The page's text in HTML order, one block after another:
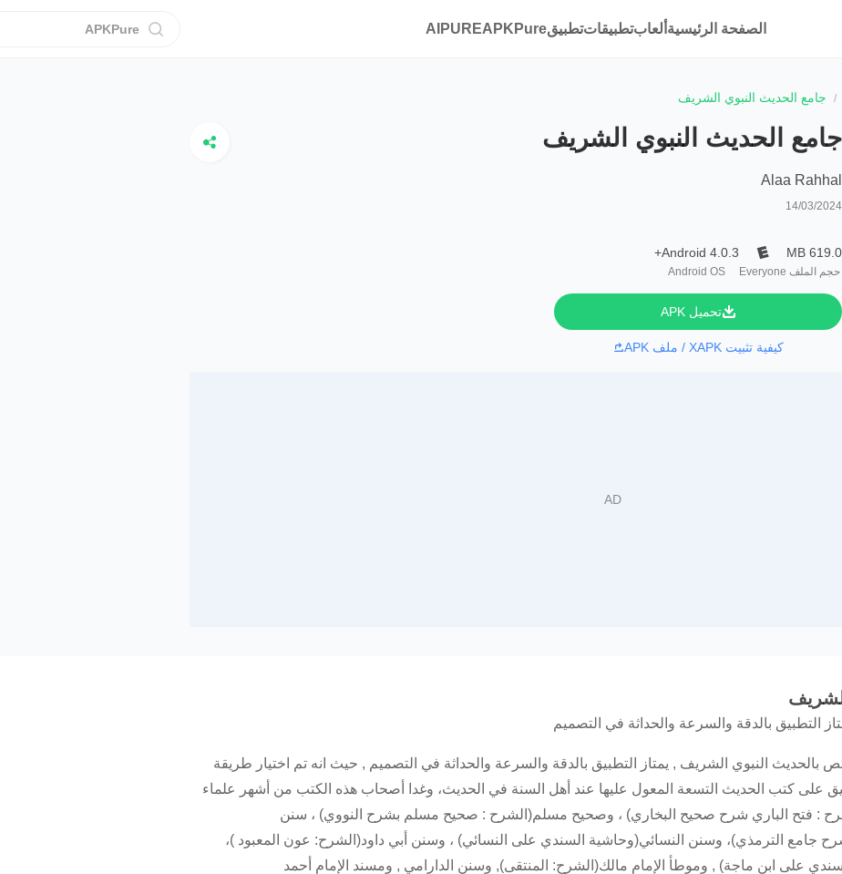
الصفحة الرئيسية ألعابتطبيقاتتطبيقAPKPure AIPURE
APKPure
جامع الحديث النبوي الشريف
جامع الحديث النبوي الشريف
Alaa Rahhal
14/03/2024
619.0 MB
حجم الملف Everyone
Android 4.0.3+
Android OS
تحميل APK
كيفية تثبيت XAPK / ملف APK
التطبيق بالدقة والسرعة والحداثة في التصميم
النبوي الشريف , يمتاز التطبيق بالدقة والسرعة والحداثة في التصميم , حيث انه تم اختيار طريقة
على كتب الحديث التسعة المعول عليها عند أهل السنة في الحديث، وغدا أصحاب هذه الكتب من أشهر علماء
: فتح الباري شرح صحيح البخاري) ، وصحيح مسلم(الشرح : صحيح مسلم بشرح النووي) ، سنن
جامع الترمذي)، وسنن النسائي(وحاشية السندي على النسائي) ، وسنن أبي داود(الشرح: عون المعبود )،
على ابن ماجة) , وموطأ الإمام مالك(الشرح: المنتقى), وسنن الدارامي , ومسند الإمام أحمد